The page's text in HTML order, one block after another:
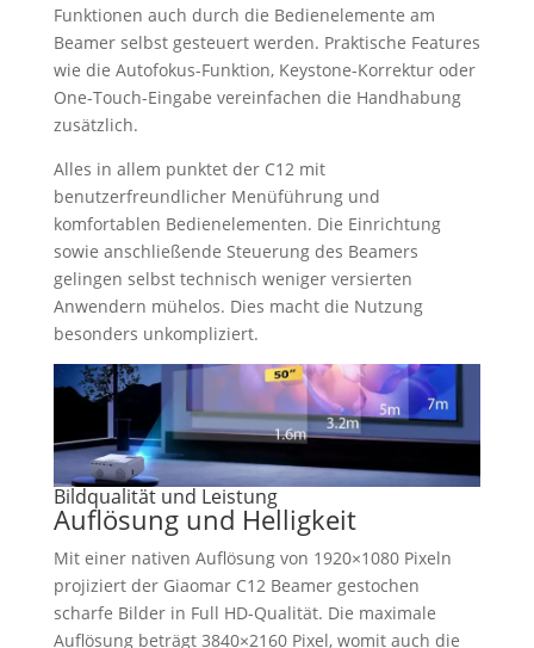
Funktionen auch durch die Bedienelemente am
Beamer selbst gesteuert werden. Praktische Features
wie die Autofokus-Funktion, Keystone-Korrektur oder
One-Touch-Eingabe vereinfachen die Handhabung
zusätzlich.
Alles in allem punktet der C12 mit
benutzerfreundlicher Menüführung und
komfortablen Bedienelementen. Die Einrichtung
sowie anschließende Steuerung des Beamers
gelingen selbst technisch weniger versierten
Anwendern mühelos. Dies macht die Nutzung
besonders unkompliziert.
Bildqualität und Leistung
Auflösung und Helligkeit
Mit einer nativen Auflösung von 1920×1080 Pixeln
projiziert der Giaomar C12 Beamer gestochen
scharfe Bilder in Full HD-Qualität. Die maximale
Auflösung beträgt 3840×2160 Pixel, womit auch die